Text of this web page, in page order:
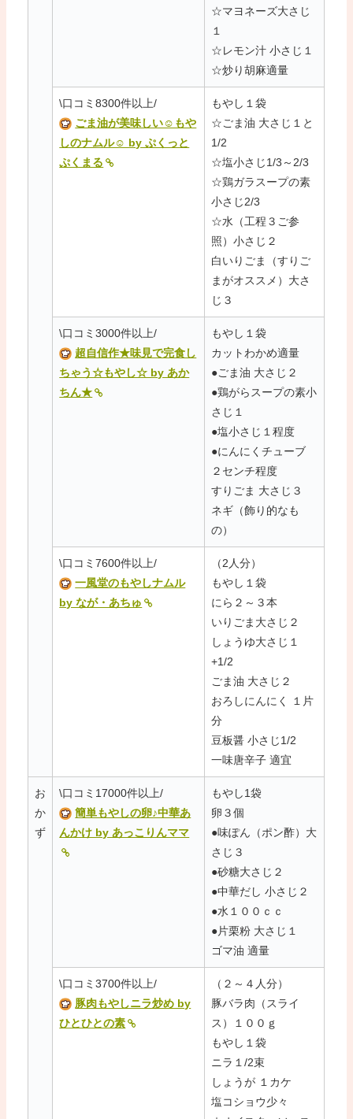
☆マヨネーズ大さじ
１
☆レモン汁 小さじ１
☆炒り胡麻適量
\口コミ8300件以上/
ごま油が美味しい☺もや
しのナムル☺ by ぷくっと
ぷくまる
もやし１袋
☆ごま油 大さじ１と
1/2
☆塩小さじ1/3～2/3
☆鶏ガラスープの素
小さじ2/3
☆水（工程３ご参
照）小さじ２
白いりごま（すりご
まがオススメ）大さ
じ３
\口コミ3000件以上/
超自信作★味見で完食し
ちゃう☆もやし☆ by あか
ちん★
もやし１袋
カットわかめ適量
●ごま油 大さじ２
●鶏がらスープの素小
さじ１
●塩小さじ１程度
●にんにくチューブ
２センチ程度
すりごま 大さじ３
ネギ（飾り的なも
の）
\口コミ7600件以上/
一風堂のもやしナムル
by なが・あちゅ
（2人分）
もやし１袋
にら２～３本
いりごま大さじ２
しょうゆ大さじ１
+1/2
ごま油 大さじ２
おろしにんにく １片
分
豆板醤 小さじ1/2
一味唐辛子 適宜
お
か
ず
\口コミ17000件以上/
簡単もやしの卵♪中華あ
んかけ by あっこりんママ
もやし1袋
卵３個
●味ぽん（ポン酢）大
さじ３
●砂糖大さじ２
●中華だし 小さじ２
●水１００ｃｃ
●片栗粉 大さじ１
ゴマ油 適量
\口コミ3700件以上/
豚肉もやしニラ炒め by
ひとひとの素
（２～４人分）
豚バラ肉（スライ
ス）１００ｇ
もやし１袋
ニラ１/2束
しょうが １カケ
塩コショウ少々